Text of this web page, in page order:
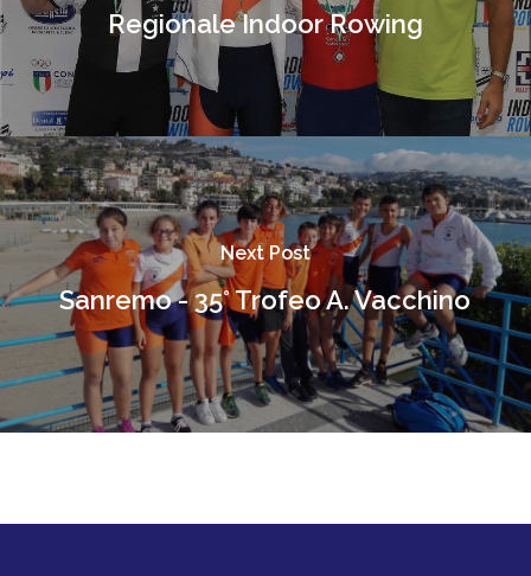
Regionale Indoor Rowing
Next Post
Sanremo - 35° Trofeo A. Vacchino